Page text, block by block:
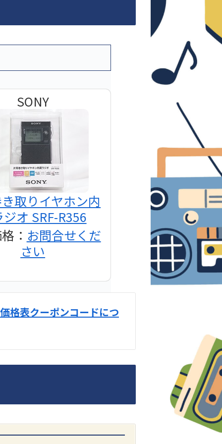
SONY
取りイヤホン内
オ SRF-R356
： お問合せくだ
さい
DENON
プリメイン
アンプ
格表クーポンコードにつ